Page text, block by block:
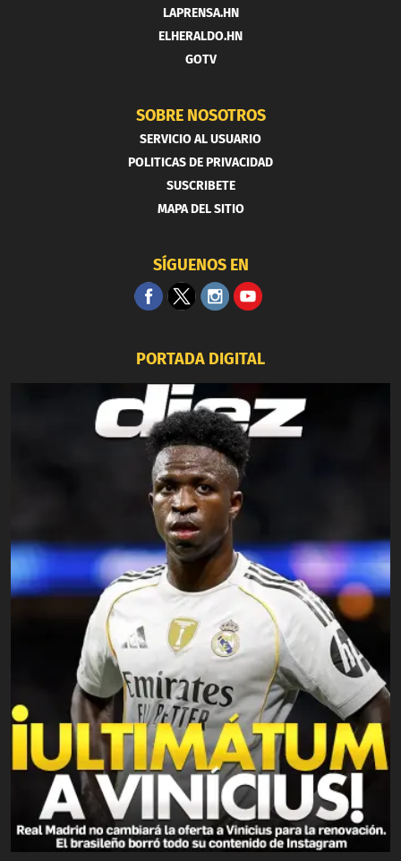
LAPRENSA.HN
ELHERALDO.HN
GOTV
SOBRE NOSOTROS
SERVICIO AL USUARIO
POLITICAS DE PRIVACIDAD
SUSCRIBETE
MAPA DEL SITIO
SÍGUENOS EN
PORTADA DIGITAL